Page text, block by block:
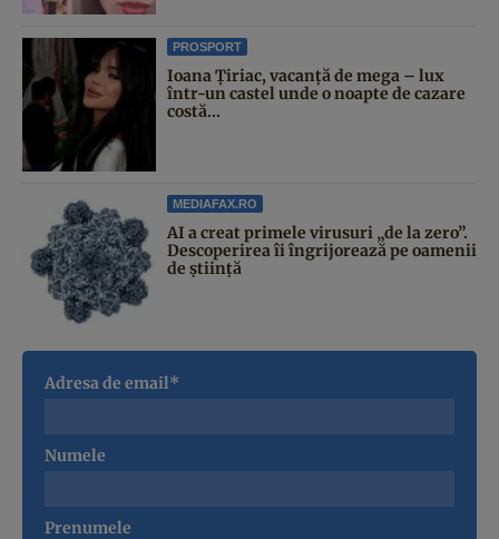
PROSPORT
Ioana Țiriac, vacanță de mega – lux
într-un castel unde o noapte de cazare
costă...
MEDIAFAX.RO
AI a creat primele virusuri „de la zero”.
Descoperirea îi îngrijorează pe oamenii
de știință
Adresa de email*
Numele
Prenumele